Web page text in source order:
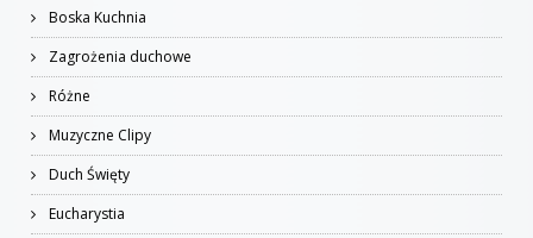
Boska Kuchnia
Zagrożenia duchowe
Różne
Muzyczne Clipy
Duch Święty
Eucharystia